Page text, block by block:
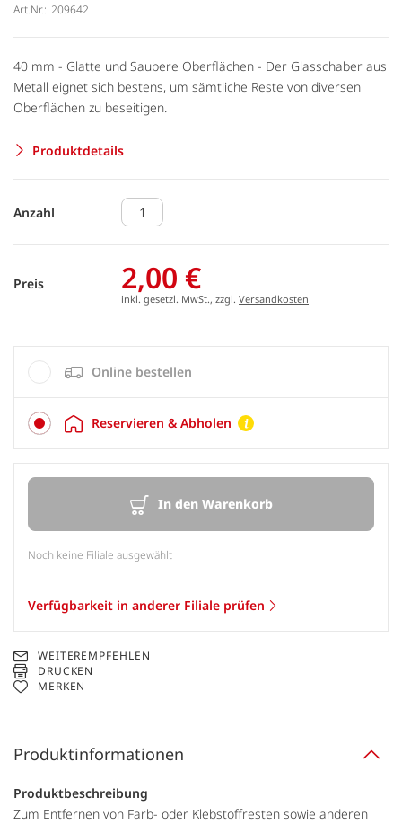
Art.Nr.: 209642
40 mm - Glatte und Saubere Oberflächen - Der Glasschaber aus
Metall eignet sich bestens, um sämtliche Reste von diversen
Oberflächen zu beseitigen.
Produktdetails
Anzahl
Preis 2,00 €
inkl. gesetzl. MwSt., zzgl. Versandkosten
Online bestellen
Reservieren & Abholen
In den Warenkorb
Noch keine Filiale ausgewählt
Verfügbarkeit in anderer Filiale prüfen
WEITEREMPFEHLEN
DRUCKEN
MERKEN
Produktinformationen
Produktbeschreibung
Zum Entfernen von Farb- oder Klebstoffresten sowie anderen